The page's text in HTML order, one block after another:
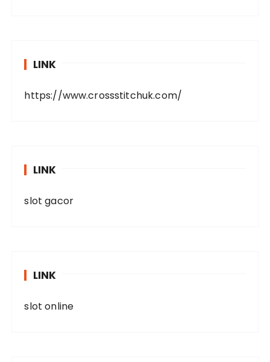
LINK
https://www.crossstitchuk.com/
LINK
slot gacor
LINK
slot online